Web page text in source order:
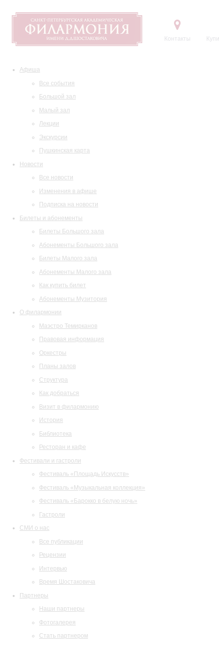
Контакты
Афиша
Все события
Большой зал
Малый зал
Лекции
Экскурсии
Пушкинская карта
Новости
Все новости
Изменения в афише
Подписка на новости
Билеты и абонементы
Билеты Большого зала
Абонементы Большого зала
Билеты Малого зала
Абонементы Малого зала
Как купить билет
Абонементы Музитория
О филармонии
Маэстро Темирканов
Правовая информация
Оркестры
Планы залов
Структура
Как добраться
Визит в филармонию
История
Библиотека
Ресторан и кафе
Фестивали и гастроли
Фестиваль «Площадь Искусств»
Фестиваль «Музыкальная коллекция»
Фестиваль «Барокко в белую ночь»
Гастроли
СМИ о нас
Все публикации
Рецензии
Интервью
Время Шостаковича
Партнеры
Наши партнеры
Фотогалерея
Стать партнером